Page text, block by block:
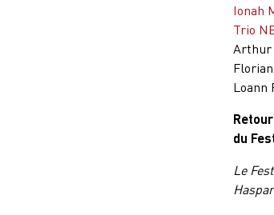
Ionah
Trio
Arthur
Loann
du
Le